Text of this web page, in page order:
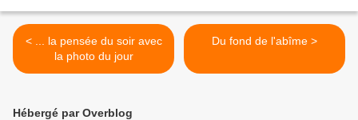
< ... la pensée du soir avec
la photo du jour
Du fond de l'abîme >
Hébergé par Overblog